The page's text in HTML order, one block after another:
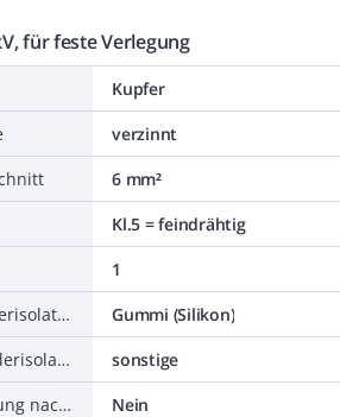
für feste Verlegung
Kupfer
verzinnt
6 mm²
Kl.5 = feindrähtig
1
Werkstoff der Aderisolation
Gummi (Silikon)
Spezifizierung Aderisolation
sonstige
Aderkennzeichnung nach HD 308 S2
Nein